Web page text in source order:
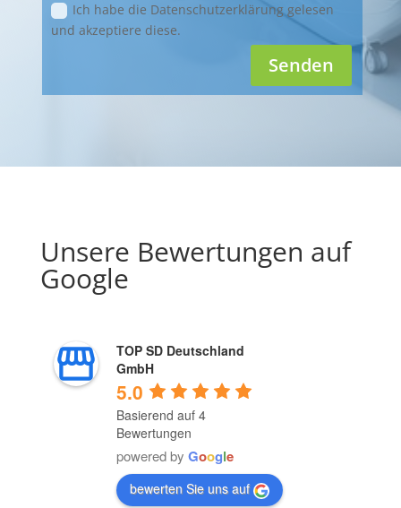
Ich habe die Datenschutzerklärung gelesen
und akzeptiere diese.
Senden
Unsere Bewertungen auf
Google
TOP SD Deutschland
GmbH
5.0
Basierend auf 4
Bewertungen
powered by Google
bewerten Sie uns auf